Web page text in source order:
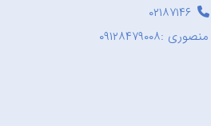
۰۲۱۸۷۱۴۶
:۰۹۱۲۸۴۷۹۰۰۸